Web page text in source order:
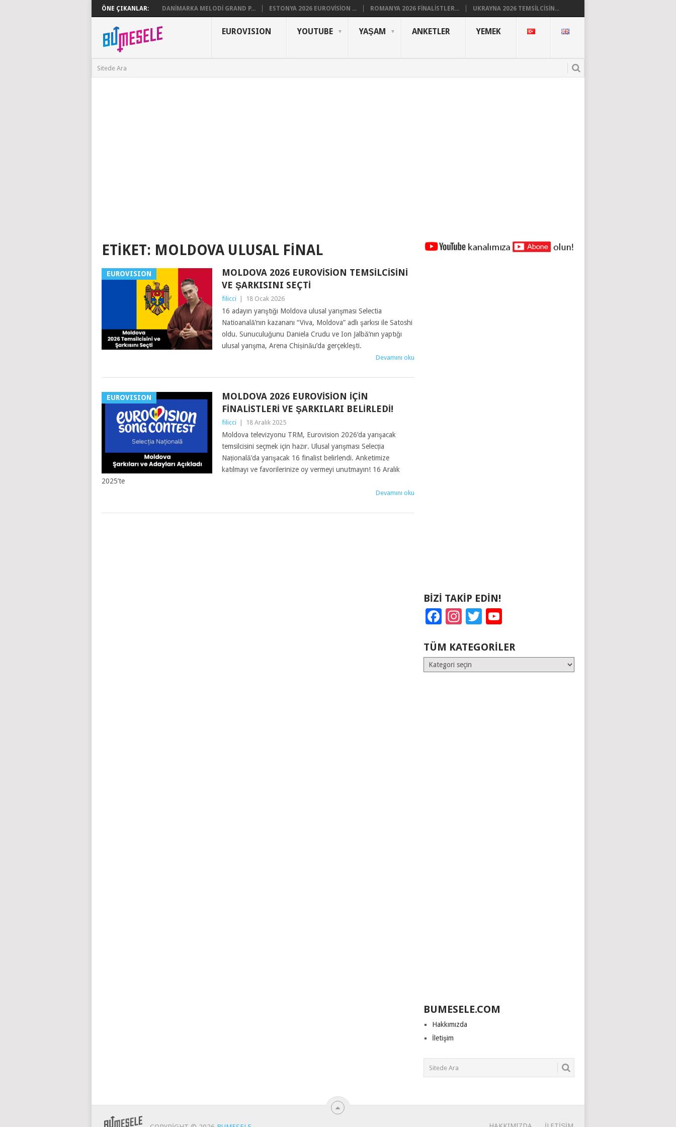
ÖNE ÇIKANLAR: DANIMARKA MELODI GRAND P... ESTONYA 2026 EUROVISION ... ROMANYA 2026 FINALISTLER... UKRAYNA 2026 TEMSILCISIN...
EUROVISION YOUTUBE YAŞAM ANKETLER YEMEK
ETIKET: MOLDOVA ULUSAL FINAL
EUROVISION
MOLDOVA 2026 EUROVISION TEMSILCISINI
VE ŞARKISINI SEÇTI
filicci 18 Ocak 2026
16 adayın yarıştığı Moldova ulusal yarışması Selectia
Natioanală’nın kazananı “Viva, Moldova” adlı şarkısı ile Satoshi
oldu. Sunuculuğunu Daniela Crudu ve Ion Jalbă’nın yaptığı
ulusal yarışma, Arena Chișinău’da gerçekleşti.
Devamını oku
EUROVISION
MOLDOVA 2026 EUROVISION İÇIN
FINALISTLERI VE ŞARKILARI BELIRLEDI!
filicci 18 Aralık 2025
Moldova televizyonu TRM, Eurovision 2026’da yarışacak
temsilcisini seçmek için hazır. Ulusal yarışması Selecția
Națională’da yarışacak 16 finalist belirlendi. Anketimize
katılmayı ve favorilerinize oy vermeyi unutmayın! 16 Aralık
2025’te
Devamını oku
BIZI TAKIP EDIN!
Facebook
Instagram
Twitter
TÜM KATEGORILER
Tüm
Kategoriler
BUMESELE.COM
Hakkımızda
İletişim